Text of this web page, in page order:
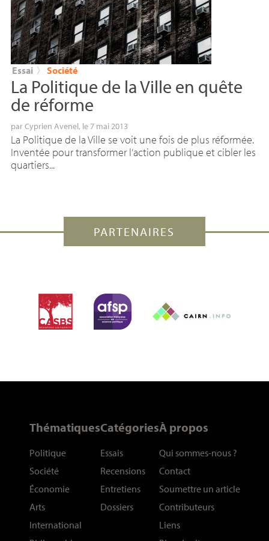
Essai 〉 Société
La Politique de la Ville en quête
de réforme
parCyprien Avenel, le 7 mai 2013
La Politique de la Ville se voit une fois de plus réformée.
Inventée pour transformer l’action publique et cibler les
quartiers...
PARTENAIRES
Thématiques
Politique
Société
Économie
Arts
International
Catégories
Essais
Recensions
Entretiens
Dossiers
À propos
Qui sommes-nous ?
Contact
Soumettre un article
Contributeurs
Liens